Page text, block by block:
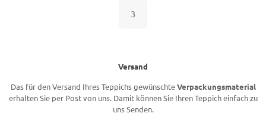
3
Versand
Das für den Versand Ihres Teppichs gewünschteVerpackungsmaterial
erhalten Sie per Post von uns. Damit können Sie Ihren Teppich einfach zu
uns Senden.